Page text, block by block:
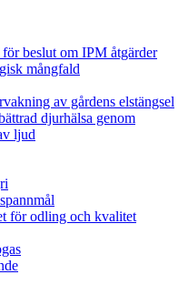
beslut om IPM åtgärder
mångfald
av gårdens elstängsel
djurhälsa genom
ljud
för odling och kvalitet